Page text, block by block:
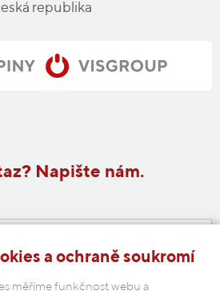
republika
Napište nám.
a ochraně soukromí
měříme funkčnost webu a